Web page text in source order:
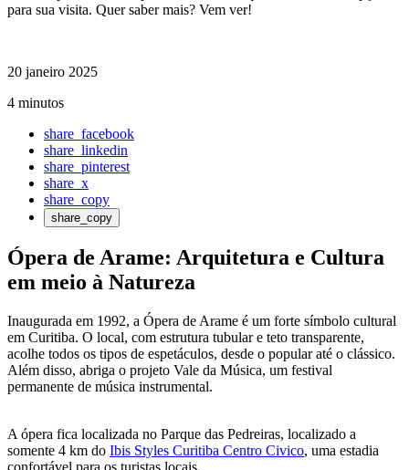
para sua visita. Quer saber mais? Vem ver!
20 janeiro 2025
4 minutos
share_facebook
share_linkedin
share_pinterest
share_x
share_copy
share_copy
Ópera de Arame: Arquitetura e Cultura
em meio à Natureza
Inaugurada em 1992, a Ópera de Arame é um forte símbolo cultural
em Curitiba. O local, com estrutura tubular e teto transparente,
acolhe todos os tipos de espetáculos, desde o popular até o clássico.
Além disso, abriga o projeto Vale da Música, um festival
permanente de música instrumental.
A ópera fica localizada no Parque das Pedreiras, localizado a
somente 4 km do Ibis Styles Curitiba Centro Civico, uma estadia
confortável para os turistas locais.